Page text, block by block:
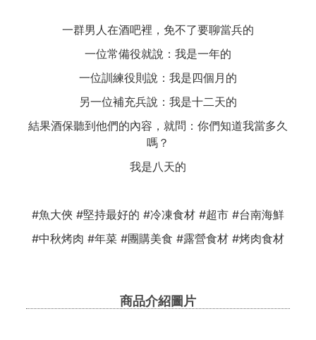
一群男人在酒吧裡，免不了要聊當兵的
一位常備役就說：我是一年的
一位訓練役則說：我是四個月的
另一位補充兵說：我是十二天的
結果酒保聽到他們的內容，就問：你們知道我當多久
嗎？
我是八天的
#魚大俠 #堅持最好的 #冷凍食材 #超市 #台南海鮮
#中秋烤肉 #年菜 #團購美食 #露營食材 #烤肉食材
商品介紹圖片